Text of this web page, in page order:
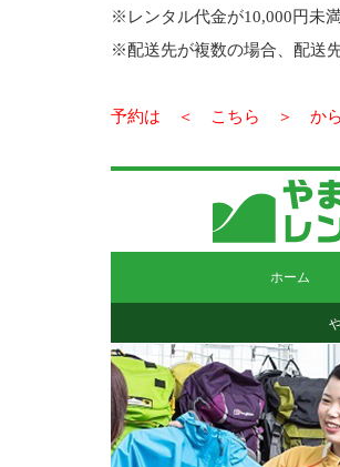
※レンタル代金が10,000円未
※配送先が複数の場合、配送
予約は ＜ こちら ＞ から